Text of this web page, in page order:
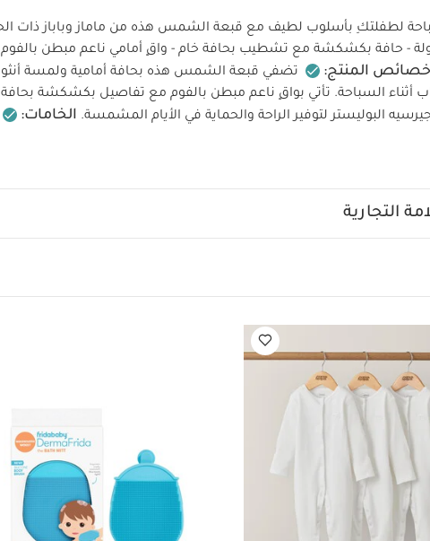
لطفلتكِ بأسلوب لطيف مع قبعة الشمس هذه من ماماز وباباز ذات
خصائص المنتج:
تضفي قبعة الشمس هذه بحافة أمامية ولمسة
أثناء السباحة. تأتي بواقٍ ناعم مبطن بالفوم مع تفاصيل بكشكشة
البوليستر لتوفير الراحة والحماية في الأيام المشمسة. الخامات:
تشطف بالماء العذب مباشرة بعد الاستخدام
التجارية